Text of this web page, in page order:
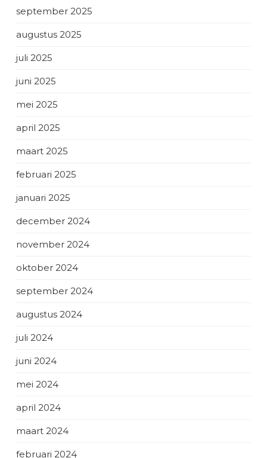
september 2025
augustus 2025
juli 2025
juni 2025
mei 2025
april 2025
maart 2025
februari 2025
januari 2025
december 2024
november 2024
oktober 2024
september 2024
augustus 2024
juli 2024
juni 2024
mei 2024
april 2024
maart 2024
februari 2024